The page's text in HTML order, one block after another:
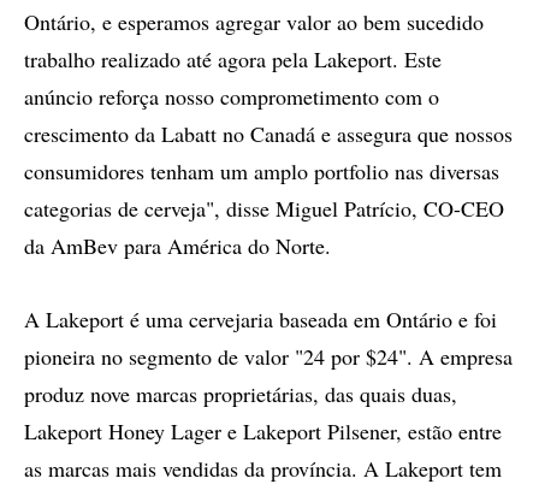
Ontário, e esperamos agregar valor ao bem sucedido
trabalho realizado até agora pela Lakeport. Este
anúncio reforça nosso comprometimento com o
crescimento da Labatt no Canadá e assegura que nossos
consumidores tenham um amplo portfolio nas diversas
categorias de cerveja", disse Miguel Patrício, CO-CEO
da AmBev para América do Norte.
A Lakeport é uma cervejaria baseada em Ontário e foi
pioneira no segmento de valor "24 por $24". A empresa
produz nove marcas proprietárias, das quais duas,
Lakeport Honey Lager e Lakeport Pilsener, estão entre
as marcas mais vendidas da província. A Lakeport tem